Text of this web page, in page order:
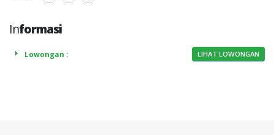
Informasi
Lowongan : LIHAT LOWONGAN